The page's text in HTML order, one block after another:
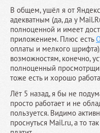
В общем, ушёл я от
адекватным (да, да у
полноценной и имеет
приложением. Плюс есть
оплаты и мелкого
возможностям, конечно,
полноценный
тоже есть и хорошо
Лёт 5 назад, я бы не
просто работает и не
пользуется. Видимо
проснуться Mail.ru, а то